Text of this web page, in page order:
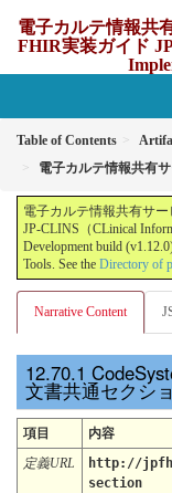
電子カルテ情報共
FHIR実装ガイド
Table of Contents
電子カルテ情報共有
電子カルテ情報共有サ
JP-CLINS（CLinical
Development build
Tools. See the Directory of
Narrative Content
文書共通セクシ
項目
内容
定義URL
http://
section